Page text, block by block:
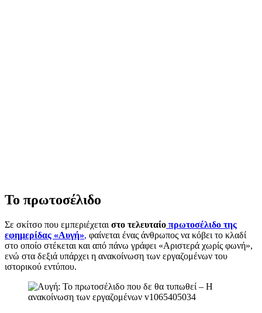
Το πρωτοσέλιδο
Σε σκίτσο που εμπεριέχεται στο τελευταίο πρωτοσέλιδο της
εφημερίδας «Αυγή», φαίνεται ένας άνθρωπος να κόβει το κλαδί
στο οποίο στέκεται και από πάνω γράφει «Αριστερά χωρίς φωνή»,
ενώ στα δεξιά υπάρχει η ανακοίνωση των εργαζομένων του
ιστορικού εντύπου.